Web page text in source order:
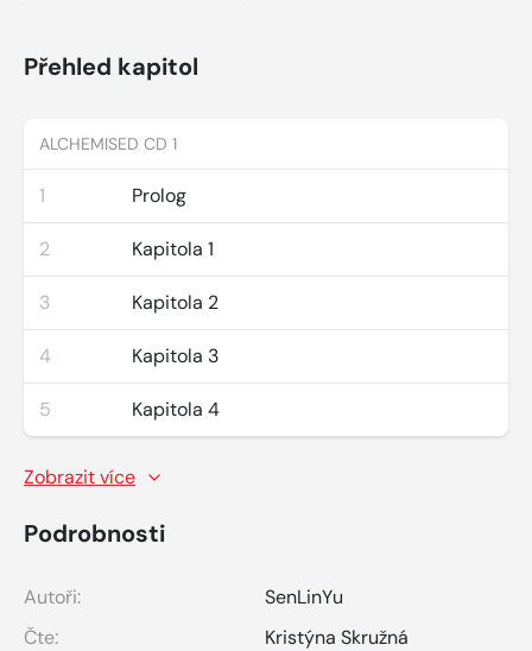
Přehled kapitol
ALCHEMISED CD 1
1 Prolog
2 Kapitola 1
3 Kapitola 2
4 Kapitola 3
5 Kapitola 4
Zobrazit více
Podrobnosti
Autoři:
SenLinYu
Čte:
Kristýna Skružná